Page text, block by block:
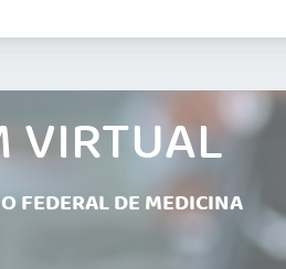
VIRTUAL
FEDERAL DE MEDICINA